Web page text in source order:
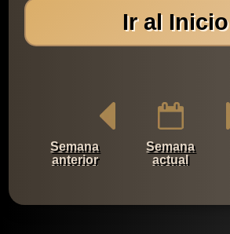
Ir al Inicio
Semana
anterior
Semana
actual